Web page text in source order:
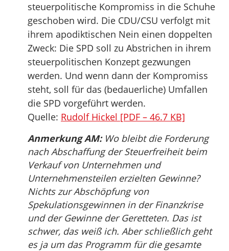
steuerpolitische Kompromiss in die Schuhe
geschoben wird. Die CDU/CSU verfolgt mit
ihrem apodiktischen Nein einen doppelten
Zweck: Die SPD soll zu Abstrichen in ihrem
steuerpolitischen Konzept gezwungen
werden. Und wenn dann der Kompromiss
steht, soll für das (bedauerliche) Umfallen
die SPD vorgeführt werden.
Quelle: Rudolf Hickel [PDF – 46.7 KB]
Anmerkung AM:Wo bleibt die Forderung
nach Abschaffung der Steuerfreiheit beim
Verkauf von Unternehmen und
Unternehmensteilen erzielten Gewinne?
Nichts zur Abschöpfung von
Spekulationsgewinnen in der Finanzkrise
und der Gewinne der Geretteten. Das ist
schwer, das weiß ich. Aber schließlich geht
es ja um das Programm für die gesamte